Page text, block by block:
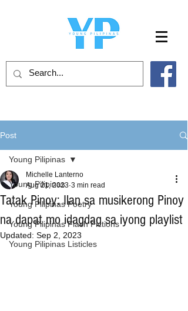
Post
Young Pilipinas
Young Pilipinas Poetry
Young Pilipinas Flash Fictions
Young Pilipinas Listicles
Young Pilipinas
Tatak Pinoy: Ilan sa musikerong Pinoy
na dapat mo idagdag sa iyong playlist
Michelle Lanterno
Aug 21, 2023 3 min read
Updated: Sep 2, 2023